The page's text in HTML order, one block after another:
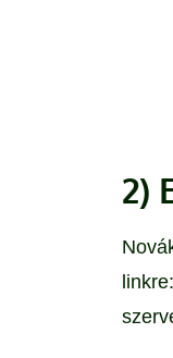
2)
linkre: